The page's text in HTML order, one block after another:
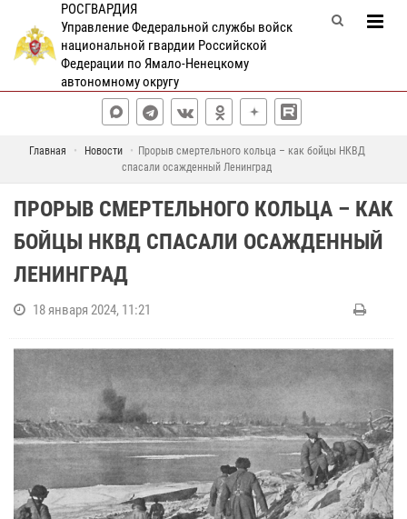
РОСГВАРДИЯ
Управление Федеральной службы войск
национальной гвардии Российской
Федерации по Ямало-Ненецкому
автономному округу
Главная Новости
Прорыв смертельного кольца – как бойцы НКВД
спасали осажденный Ленинград
ПРОРЫВ СМЕРТЕЛЬНОГО КОЛЬЦА – КАК
БОЙЦЫ НКВД СПАСАЛИ ОСАЖДЕННЫЙ
ЛЕНИНГРАД
18 января 2024, 11:21